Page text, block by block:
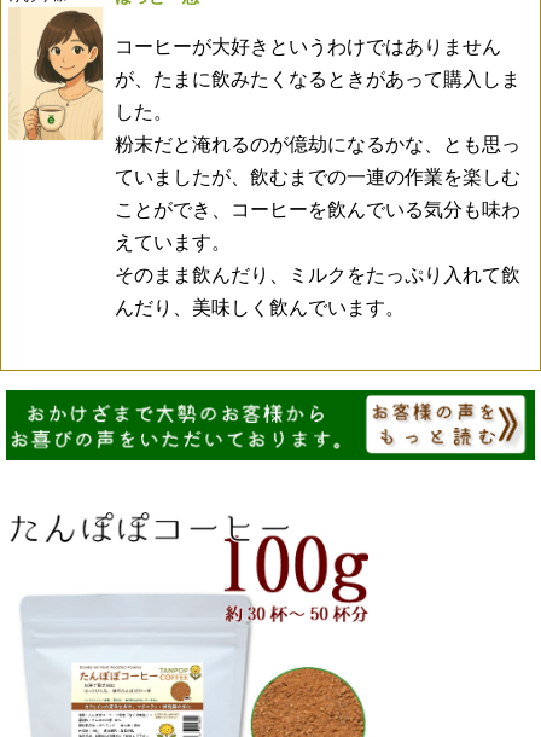
コーヒーが大好きというわけではありません
が、たまに飲みたくなるときがあって購入しま
した。
粉末だと淹れるのが億劫になるかな、とも思っ
ていましたが、飲むまでの一連の作業を楽しむ
ことができ、コーヒーを飲んでいる気分も味わ
えています。
そのまま飲んだり、ミルクをたっぷり入れて飲
んだり、美味しく飲んでいます。